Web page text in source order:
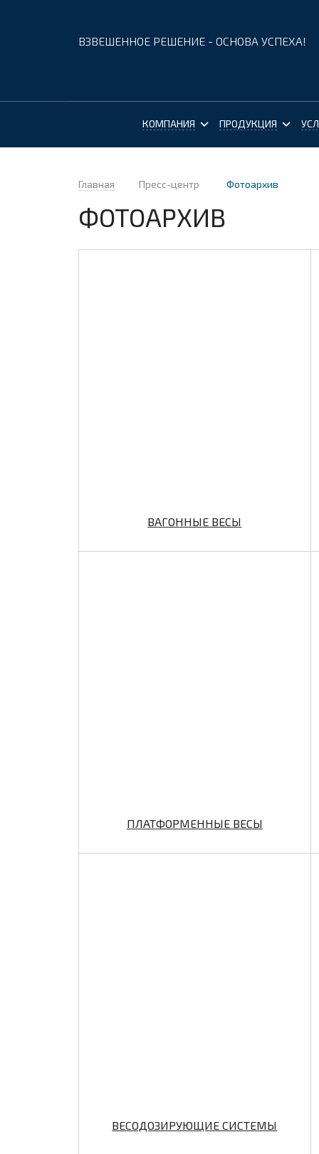
ВЗВЕШЕННОЕ РЕШЕНИЕ - ОСНОВА УСПЕХА!
КОМПАНИЯ ПРОДУКЦИЯ
Главная Пресс-центр Фотоархив
ФОТОАРХИВ
ВАГОННЫЕ ВЕСЫ
ПЛАТФОРМЕННЫЕ ВЕСЫ
ВЕСОДОЗИРУЮЩИЕ СИСТЕМЫ